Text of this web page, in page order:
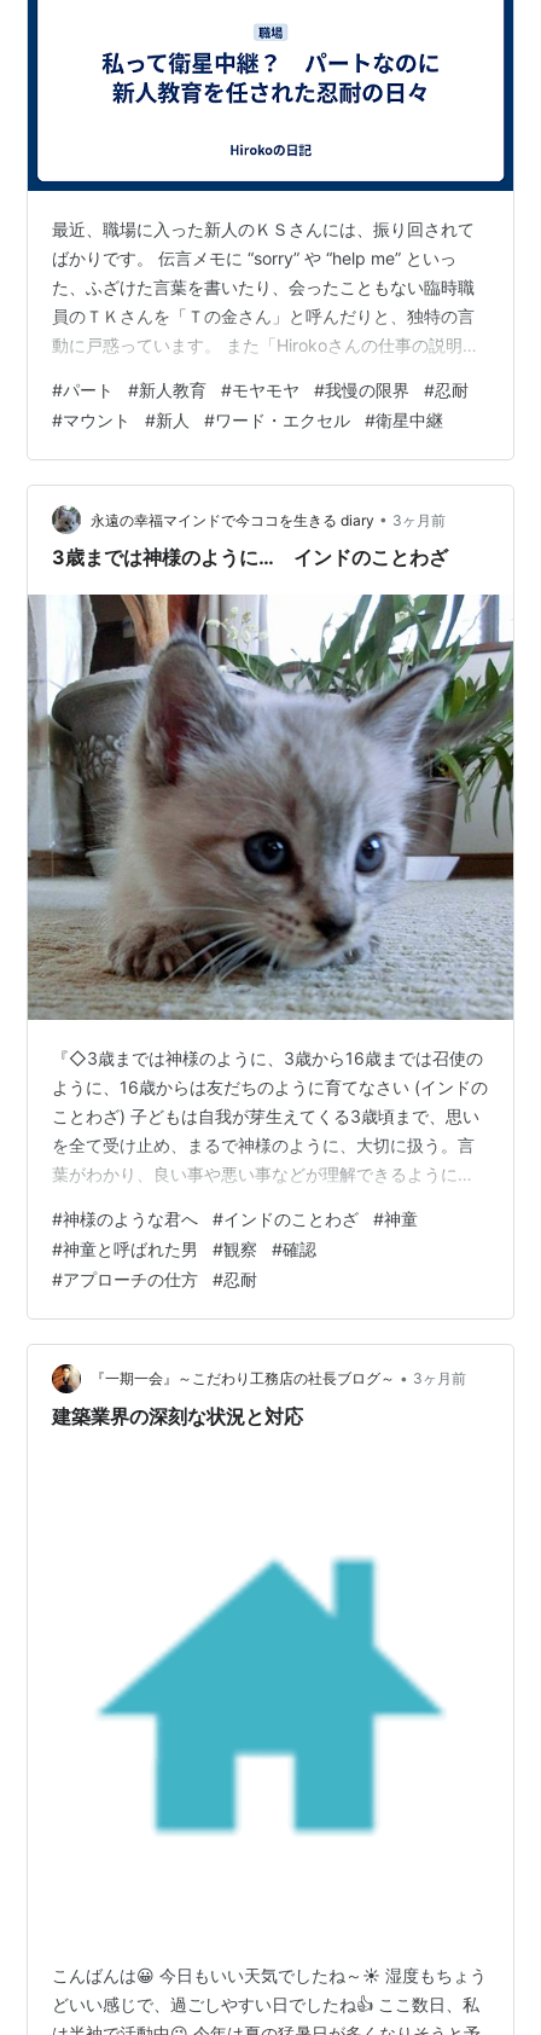
最近、職場に入った新人のＫＳさんには、振り回されて
ばかりです。 伝言メモに “sorry” や “help me” といっ
た、ふざけた言葉を書いたり、会ったこともない臨時職
員のＴＫさんを「Ｔの金さん」と呼んだりと、独特の言
動に戸惑っています。 また「Hirokoさんの仕事の説明の
中継」という言葉に「私って、衛星中継なの？」と、心
の中で思わずつぶやいてしまいました。 インターネット
で調べてみると「情報をそのまま流しているように聞こ
える」という意味らしく「こちらと同じ空気を共有して
いない」とういう意味にもとれます。 そのほかにも「想
像していた職場…
#パート #新人教育 #モヤモヤ #我慢の限界 #忍耐
#マウント #新人 #ワード・エクセル #衛星中継
永遠の幸福マインドで今ココを生きる diary • 3ヶ月前
3歳までは神様のように… インドのことわざ
『◇3歳までは神様のように、3歳から16歳までは召使の
ように、16歳からは友だちのように育てなさい (インドの
ことわざ) 子どもは自我が芽生えてくる3歳頃まで、思い
を全て受け止め、まるで神様のように、大切に扱う。言
葉がわかり、良い事や悪い事などが理解できるようにな
ールを知り、我慢することや努力することを学んでい
く。そして、16歳になったら、子どもを主体的な一人の
人間と見なし、対等な関係で付き合うように、という意
味。日本でも「7歳までは神のうち」という考え方があっ
た。』 「神童」という言葉があります。 「特定分野にお
いて驚異的な能力を発揮する人物…
#神様のような君へ #インドのことわざ #神童
#神童と呼ばれた男 #観察 #確認
#アプローチの仕方 #忍耐
『一期一会』～こだわり工務店の社長ブログ～ • 3ヶ月前
建築業界の深刻な状況と対応
こんばんは😀 今日もいい天気でしたね～☀ 湿度もちょう
どいい感じで、過ごしやすい日でしたね👍 ここ数日、私